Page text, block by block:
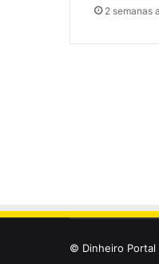
2 semanas
© Dinheiro